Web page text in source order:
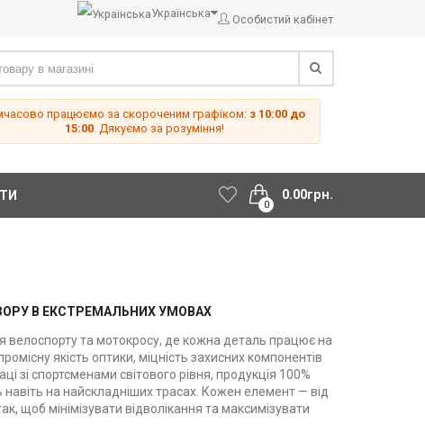
Українська Особистий кабінет
працюємо за скороченим графіком: з 10:00 до
15:00. Дякуємо за розуміння!
0
0.00грн.
В ЕКСТРЕМАЛЬНИХ УМОВАХ
велоспорту та мотокросу, де кожна деталь працює на
якість оптики, міцність захисних компонентів
зі спортсменами світового рівня, продукція 100%
на найскладніших трасах. Кожен елемент — від
щоб мінімізувати відволікання та максимізувати